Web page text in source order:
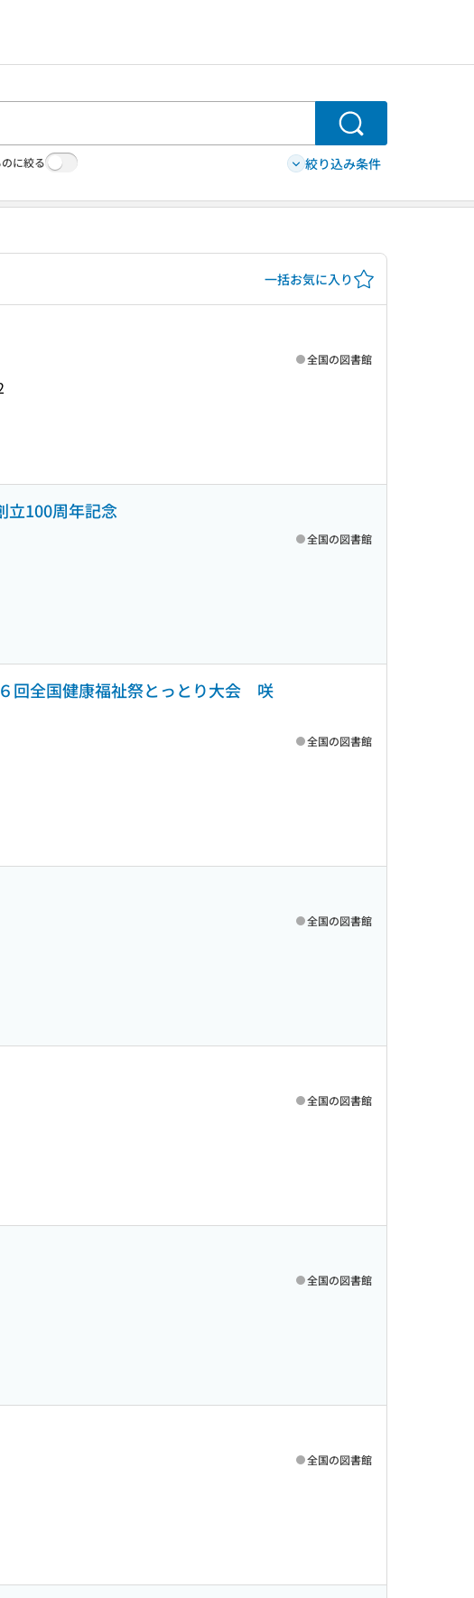
検索
に絞る 絞り込み条件
一括お気に入り
全国の図書館
立100周年記念
全国の図書館
回全国健康福祉祭とっとり大会 咲
全国の図書館
全国の図書館
全国の図書館
全国の図書館
全国の図書館